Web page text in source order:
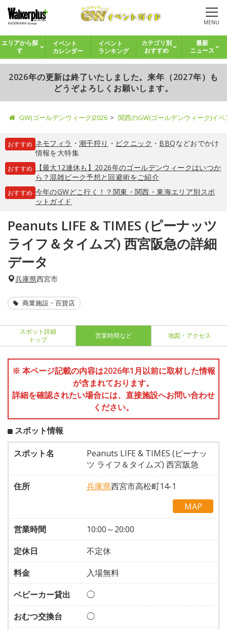
MENU
エリアから探
す
イベント
カレンダー
イベント
ランキング
カテゴリ別
おすすめ
最新
ニュース
2026年の更新は終了いたしました。来年（2027年）も
どうぞよろしくお願いします。
GW(ゴールデンウィーク)2026 関西のGW(ゴールデンウィーク)イ
おすすめ ネモフィラ ・ 潮干狩り ・ ピクニック ・ BBQなどおでかけ
情報を大特集
おすすめ
【最大12連休も】2026年のゴールデンウィークはいつか
ら？混雑ピーク予想と回避術をご紹介
おすすめ 今年のGWどこ行く！？関東・関西・東海エリア別スポ
ットガイド
Peanuts LIFE & TIMES (ピーナッツ
ライフ＆タイムズ) 西宮阪急の詳細
データ
兵庫県西宮市
商業施設・百貨店
スポット詳細
トップ
営業時間など 地図・アクセス
※ 本ページ記載の内容は2026年1月以前に取材した情報
が含まれております。
詳細を確認されたい場合には、直接施設へお問い合わせ
ください。
スポット情報
スポット名
Peanuts LIFE & TIMES (ピーナッ
ツ ライフ＆タイムズ) 西宮阪急
住所
兵庫県西宮市高松町14-1
MAP
営業時間
10:00～20:00
定休日
不定休
料金
入場無料
ベビーカー貸出
◯
おむつ交換台
◯